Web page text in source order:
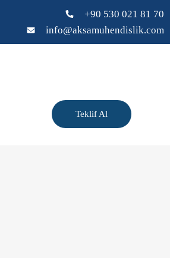
+90 530 021 81 70
info@aksamuhendislik.com
Teklif Al